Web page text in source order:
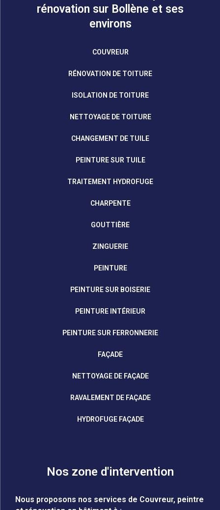
rénovation sur Bollène et ses
environs
COUVREUR
RÉNOVATION DE TOITURE
ISOLATION DE TOITURE
NETTOYAGE DE TOITURE
CHANGEMENT DE TUILE
PEINTURE SUR TUILE
TRAITEMENT HYDROFUGE
CHARPENTE
GOUTTIÈRE
ZINGUERIE
PEINTURE
PEINTURE SUR BOISERIE
PEINTURE INTÉRIEUR
PEINTURE SUR FERRONNERIE
FAÇADE
NETTOYAGE DE FAÇADE
RAVALEMENT DE FAÇADE
HYDROFUGE FAÇADE
Nos zone d'intervention
Nous proposons nos services de Couvreur, peintre